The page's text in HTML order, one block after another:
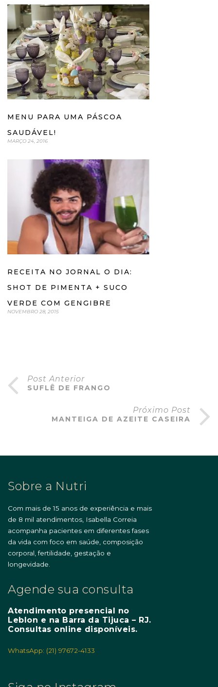
MENU PARA UMA PÁSCOA
SAUDÁVEL!
MARÇO 24, 2016
RECEITA NO JORNAL O DIA:
SHOT DE PIMENTA + SUCO
VERDE COM GENGIBRE
NOVEMBRO 28, 2015
Post Anterior
SUFLÊ DE FRANGO
Próximo Post
MANTEIGA DE AZEITE CASEIRA
Sobre a Nutri
Com mais de 15 anos de experiência e mais
de 8 mil atendimentos, Isabella Correia
acompanha pacientes em diferentes fases
da vida com foco em saúde, composição
corporal, fertilidade, gestação e
longevidade.
Agende sua consulta
Atendimento presencial no
Leblon e na Barra da Tijuca – RJ.
Consultas online disponíveis.
WhatsApp: (21) 97672-4133